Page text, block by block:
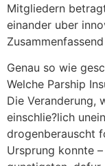
Mitgliedern
einander uber
Genau so wie
Welche Parship
Die Veranderung,
einschlie?lich
drogenberauscht
Ursprung konnte